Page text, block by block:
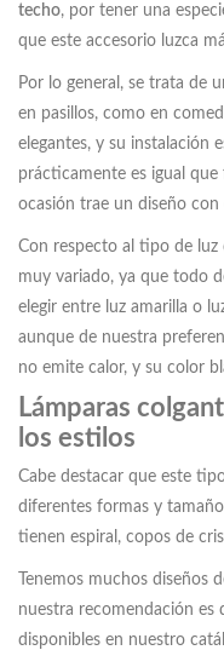
techo, por tener una
que este accesorio luzca
Por lo general, se trata de
en pasillos, como en
elegantes, y su instalación
prácticamente es igual
ocasión trae un diseño con
Con respecto al tipo de luz
muy variado, ya que todo
elegir entre luz amarilla o
aunque de nuestra
no emite calor, y su color
Lámparas
los estilos
Cabe destacar que este
diferentes formas y
tienen espiral, copos de
Tenemos muchos diseños
nuestra recomendación es
disponibles en nuestro